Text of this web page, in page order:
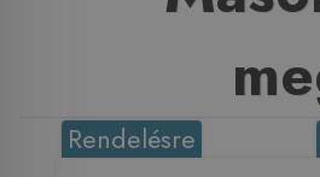
Rendelésre